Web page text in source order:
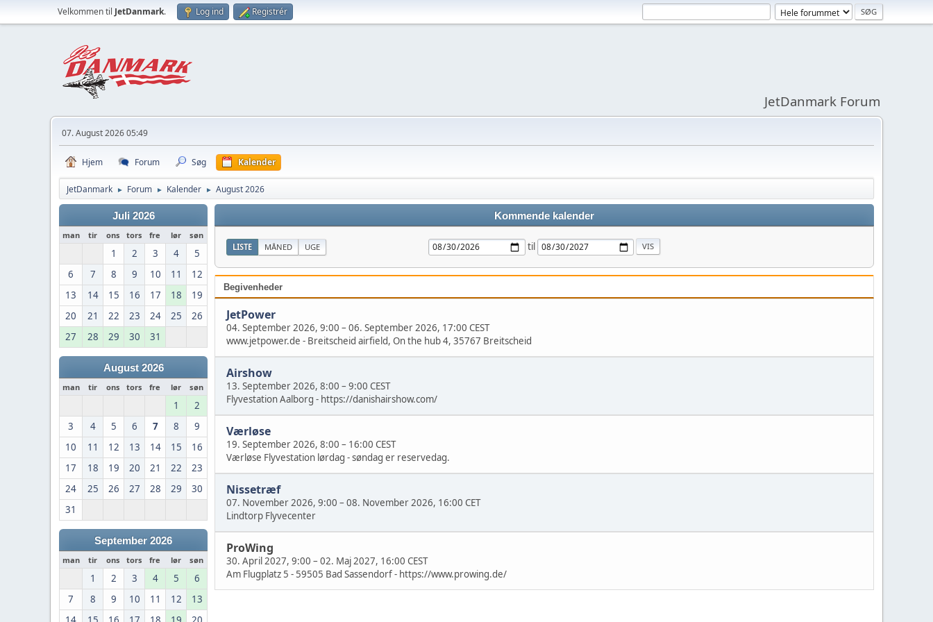
Velkommen til JetDanmark. Log ind Registrér
JetDanmark Forum
07. August 2026 05:49
Hjem Forum Søg Kalender
JetDanmark ► Forum ► Kalender ► August 2026
Juli 2026
man tir ons tors fre lør søn
1 2 3 4
5
6
7 8 9 10 11
12
13
14 15 16 17 18
19
20
21 22 23 24 25
26
27
28 29 30 31
August 2026
man tir ons tors fre lør søn
1
2
3
4 5 6 7 8
9
10
11 12 13 14 15
16
17
18 19 20 21 22
23
24
25 26 27 28 29
30
31
September 2026
man tir ons tors fre lør søn
1 2 3 4 5
6
7
8 9 10 11 12
13
Kommende kalender
LISTE MÅNED UGE til
Begivenheder
JetPower
04. September 2026, 9:00 – 06. September 2026, 17:00 CEST
www.jetpower.de - Breitscheid airfield, On the hub 4, 35767 Breitscheid
Airshow
13. September 2026, 8:00 – 9:00 CEST
Flyvestation Aalborg - https://danishairshow.com/
Værløse
19. September 2026, 8:00 – 16:00 CEST
Værløse Flyvestation lørdag - søndag er reservedag.
Nissetræf
07. November 2026, 9:00 – 08. November 2026, 16:00 CET
Lindtorp Flyvecenter
ProWing
30. April 2027, 9:00 – 02. Maj 2027, 16:00 CEST
Am Flugplatz 5 - 59505 Bad Sassendorf - https://www.prowing.de/